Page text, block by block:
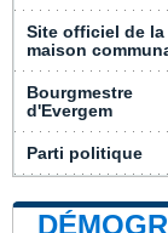
Site officiel de la
maison
Bourgmestre
d'Evergem
Parti politique